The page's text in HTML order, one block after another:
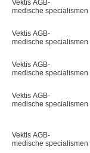
Vektis AGB-
medische specialismen
Vektis AGB-
medische specialismen
Vektis AGB-
medische specialismen
Vektis AGB-
medische specialismen
Vektis AGB-
medische specialismen